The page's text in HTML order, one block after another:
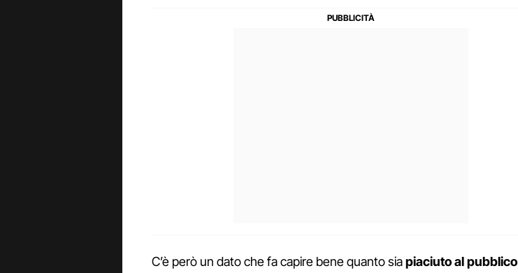
C’è però un dato che fa capire bene quanto siapiaciuto al pubblico